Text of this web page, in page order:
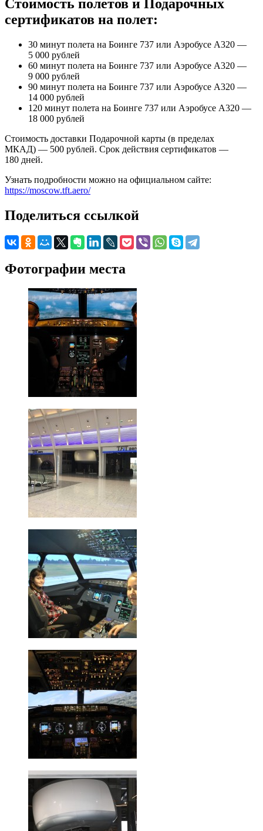
Стоимость полетов и Подарочных
сертификатов на полет:
30 минут полета на Боинге 737 или Аэробусе А320 —
5 000 рублей
60 минут полета на Боинге 737 или Аэробусе А320 —
9 000 рублей
90 минут полета на Боинге 737 или Аэробусе А320 —
14 000 рублей
120 минут полета на Боинге 737 или Аэробусе А320 —
18 000 рублей
Стоимость доставки Подарочной карты (в пределах
МКАД) — 500 рублей. Срок действия сертификатов —
180 дней.
Узнать подробности можно на официальном сайте:
https://moscow.tft.aero/
Поделиться ссылкой
Фотографии места